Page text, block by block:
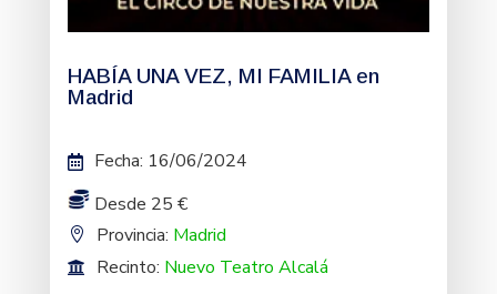
HABÍA UNA VEZ, MI FAMILIA en
Madrid
Fecha: 16/06/2024
Desde 25 €
Provincia: Madrid
Recinto: Nuevo Teatro Alcalá